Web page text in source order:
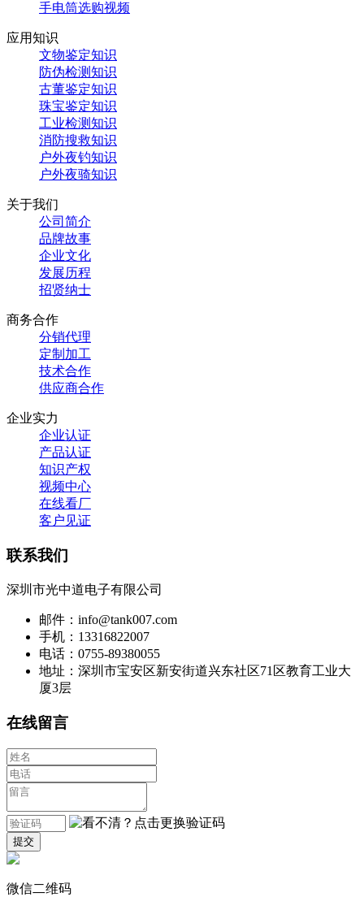
手电筒选购视频
应用知识
文物鉴定知识
防伪检测知识
古董鉴定知识
珠宝鉴定知识
工业检测知识
消防搜救知识
户外夜钓知识
户外夜骑知识
关于我们
公司简介
品牌故事
企业文化
发展历程
招贤纳士
商务合作
分销代理
定制加工
技术合作
供应商合作
企业实力
企业认证
产品认证
知识产权
视频中心
在线看厂
客户见证
联系我们
深圳市光中道电子有限公司
邮件：info@tank007.com
手机：13316822007
电话：0755-89380055
地址：深圳市宝安区新安街道兴东社区71区教育工业大
厦3层
在线留言
微信二维码